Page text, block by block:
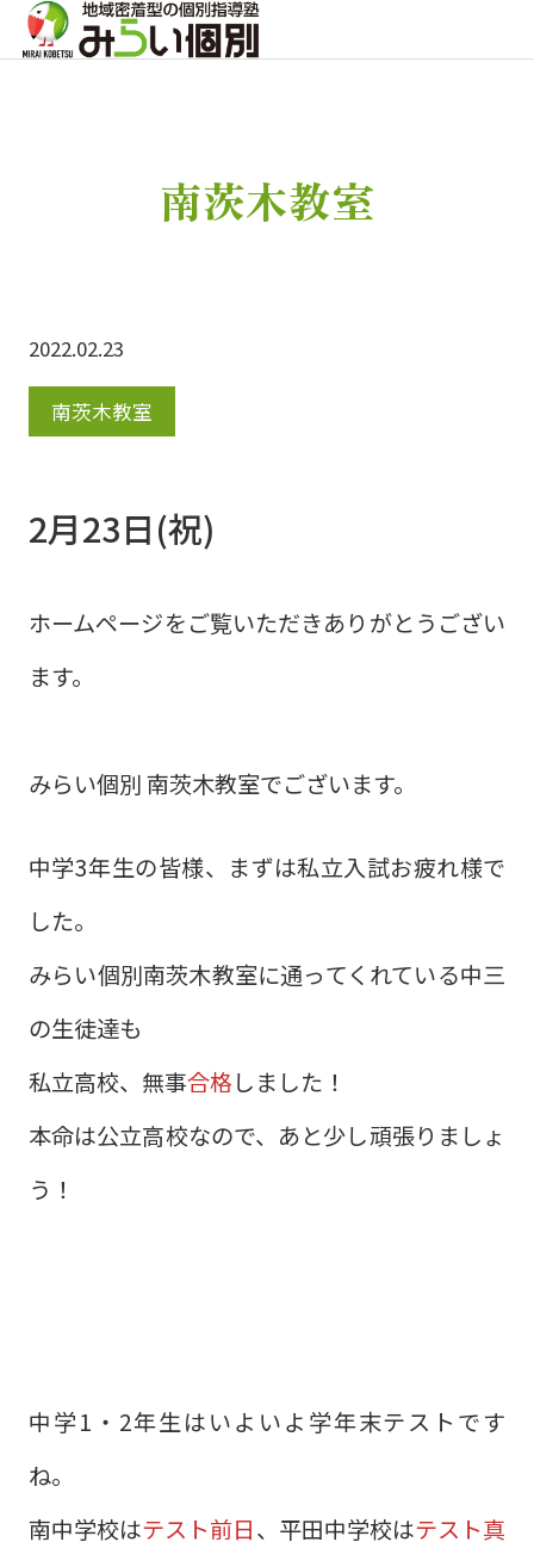
南茨木教室
2022.02.23
南茨木教室
2月23日(祝)
ホームページをご覧いただきありがとうござい
ます。
みらい個別 南茨木教室でございます。
中学3年生の皆様、まずは私立入試お疲れ様で
した。
みらい個別南茨木教室に通ってくれている中三
の生徒達も
私立高校、無事合格しました！
本命は公立高校なので、あと少し頑張りましょ
う！
中学1・2年生はいよいよ学年末テストです
ね。
南中学校はテスト前日、平田中学校はテスト真